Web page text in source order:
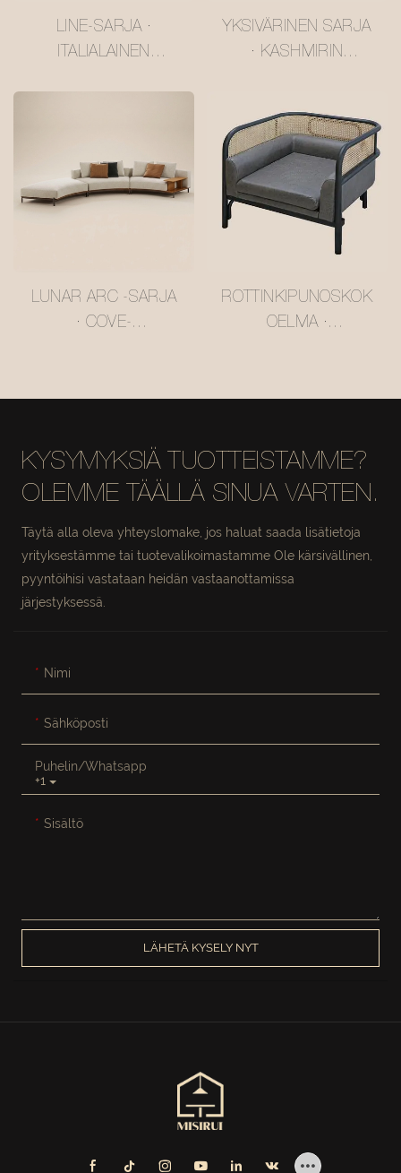
LINE-SARJA ·
ITALIALAINEN
YKSIVÄRINEN SARJA
· KASHMIRIN
#MSR2408028
LUNAR ARC -SARJA
· COVE-
#MSR2408020
ROTTINKIPUNOSKOK
OELMA ·
LI #M5061
KYSYMYKSIÄ TUOTTEISTAMME?
OLEMME TÄÄLLÄ SINUA VARTEN.
Täytä alla oleva yhteyslomake, jos haluat saada lisätietoja
yrityksestämme tai tuotevalikoimastamme Ole kärsivällinen,
pyyntöihisi vastataan heidän vastaanottamissa
järjestyksessä.
Nimi
Sähköposti
+1
Puhelin/whatsapp
Sisältö
LÄHETÄ KYSELY NYT